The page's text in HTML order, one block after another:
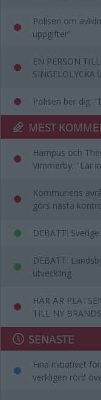
Polisen om
uppgifter”
EN PERSON
SINGELOLYCKA
Polisen ber dig:
MEST
Hampus och
Vimmerby: "Lär
Kommunens
görs nästa
DEBATT:
DEBATT:
utveckling
HÄR ÄR
TILL NY
SENASTE
Fina initiativet
verkligen rörd